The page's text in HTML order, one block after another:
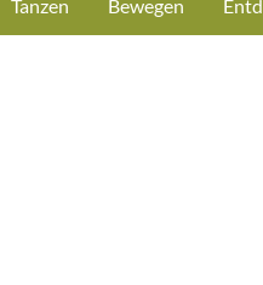
Tanzen Bewegen